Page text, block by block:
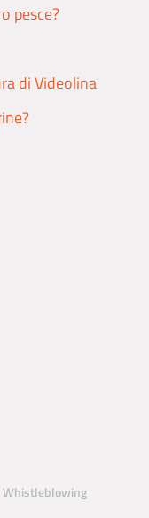
pesce?
di Videolina
Whistleblowing